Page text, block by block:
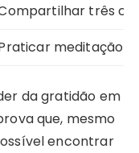
três
meditação
da gratidão em
que, mesmo
encontrar